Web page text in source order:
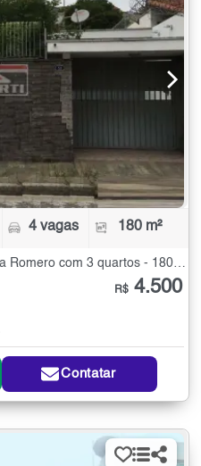
4 vagas 180 m²
Casa Térrea para Alugar na Vila Romero com 3 quartos - 180 m²
R$ 4.500
Contatar